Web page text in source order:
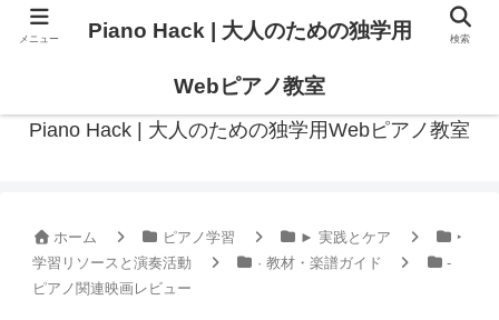
Piano Hack | 大人のための独学用Webピアノ教室
ホーム ピアノ学習 ► 実践とケア
‣
学習リソースと演奏活動
· 教材・楽譜ガイド
-
ピアノ関連映画レビュー
メニュー Piano Hack | 大人のための独学用
Webピアノ教室
検索